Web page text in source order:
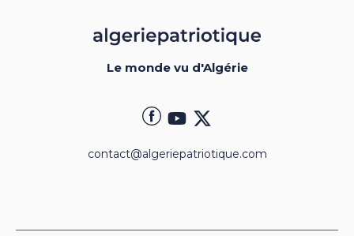
Le monde vu d'Algérie
contact@algeriepatriotique.com